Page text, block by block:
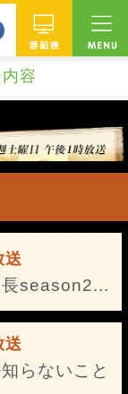
facebook
容
送
season2...
送
らないこと